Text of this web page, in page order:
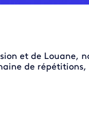
et de Louane,
de répétitions,